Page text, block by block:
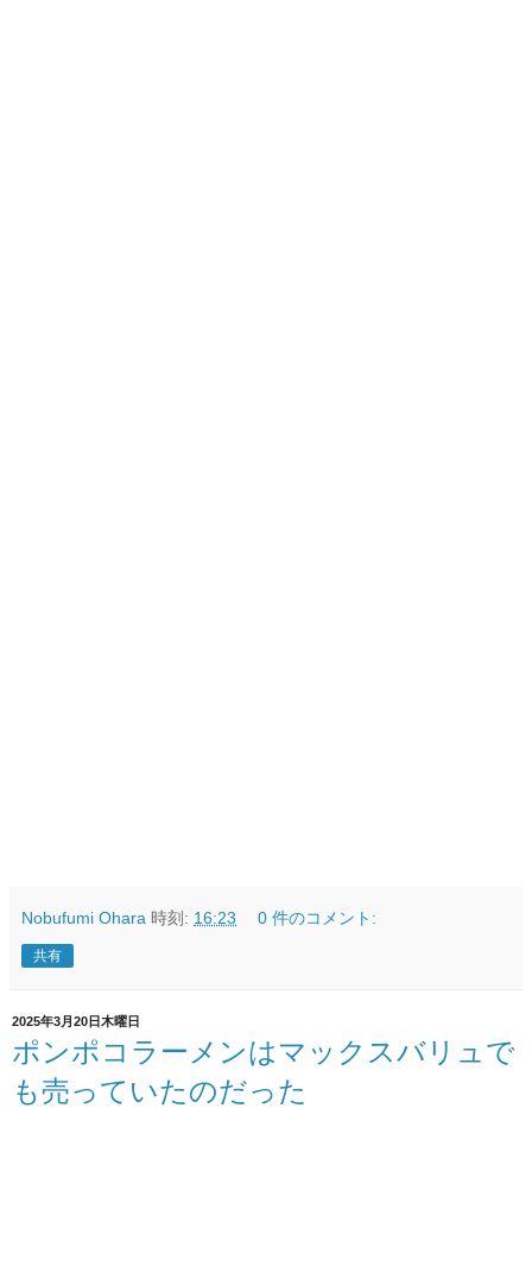
Nobufumi Ohara 時刻: 16:23 0 件のコメント:
共有
2025年3月20日木曜日
ポンポコラーメンはマックスバリュで
も売っていたのだった